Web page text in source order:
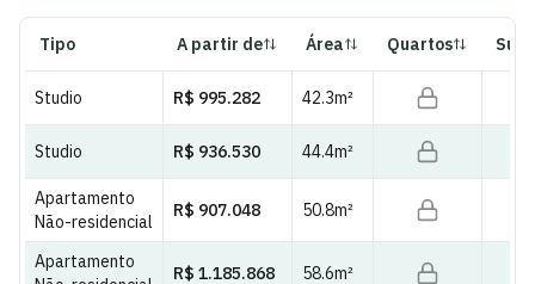
Tipo A partir de Área Quartos
Studio R$ 995.282 42.3m²
Studio R$ 936.530 44.4m²
Apartamento
Não-residencial
R$ 907.048 50.8m²
Apartamento
R$ 1.185.868 58.6m²